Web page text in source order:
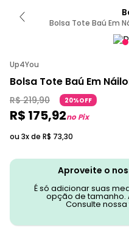
Bolsa Tote Baú Em
Up4You
Bolsa Tote Baú Em
R$ 219,90 20%OFF
R$ 175,92no Pix
ou 3x de R$ 73,30
Aproveite o
É só adicionar suas
opção de tamanho.
Consulte